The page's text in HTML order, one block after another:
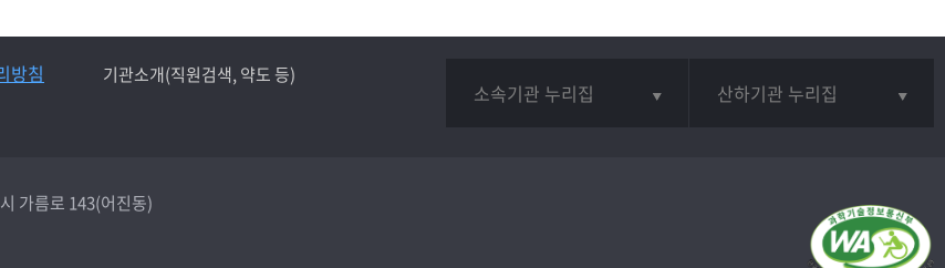
방침
기관소개(직원검색, 약도 등)
소속기관 누리집 산하기관 누리집
가름로 143(어진동)